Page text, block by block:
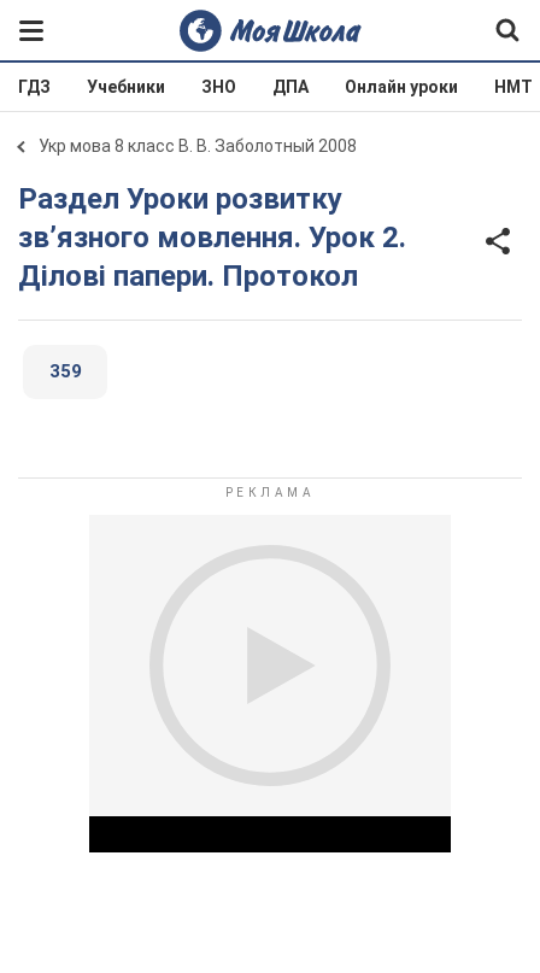
ГДЗ Учебники ЗНО ДПА Онлайн уроки НМТ
Укр мова 8 класс В. В. Заболотный 2008
Раздел Уроки розвитку
зв’язного мовлення. Урок 2.
Ділові папери. Протокол
359